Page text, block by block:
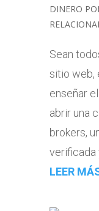
DINERO
Sean
sitio web,
enseñar
abrir una
brokers,
verificada
LEER